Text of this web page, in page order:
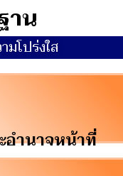
าน
มโปร่งใส
อำนาจหน้าที่